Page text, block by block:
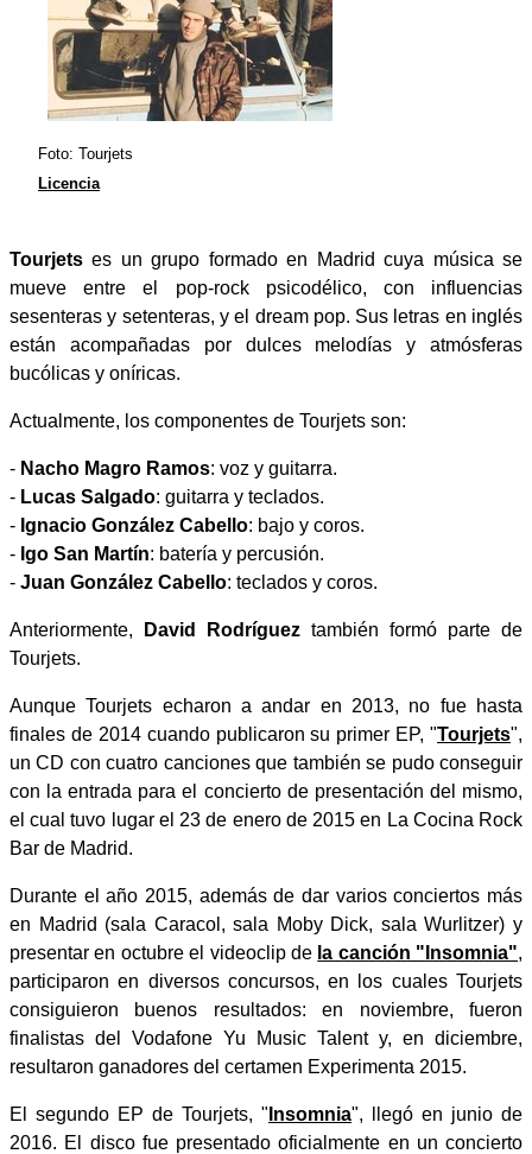
Foto: Tourjets
Licencia
Tourjets es un grupo formado en Madrid cuya música se
mueve entre el pop-rock psicodélico, con influencias
sesenteras y setenteras, y el dream pop. Sus letras en inglés
están acompañadas por dulces melodías y atmósferas
bucólicas y oníricas.
Actualmente, los componentes de Tourjets son:
- Nacho Magro Ramos: voz y guitarra.
- Lucas Salgado: guitarra y teclados.
- Ignacio González Cabello: bajo y coros.
- Igo San Martín: batería y percusión.
- Juan González Cabello: teclados y coros.
Anteriormente, David Rodríguez también formó parte de
Tourjets.
Aunque Tourjets echaron a andar en 2013, no fue hasta
finales de 2014 cuando publicaron su primer EP, "Tourjets",
un CD con cuatro canciones que también se pudo conseguir
con la entrada para el concierto de presentación del mismo,
el cual tuvo lugar el 23 de enero de 2015 en La Cocina Rock
Bar de Madrid.
Durante el año 2015, además de dar varios conciertos más
en Madrid (sala Caracol, sala Moby Dick, sala Wurlitzer) y
presentar en octubre el videoclip de la canción "Insomnia",
participaron en diversos concursos, en los cuales Tourjets
consiguieron buenos resultados: en noviembre, fueron
finalistas del Vodafone Yu Music Talent y, en diciembre,
resultaron ganadores del certamen Experimenta 2015.
El segundo EP de Tourjets, " Insomnia", llegó en junio de
2016. El disco fue presentado oficialmente en un concierto